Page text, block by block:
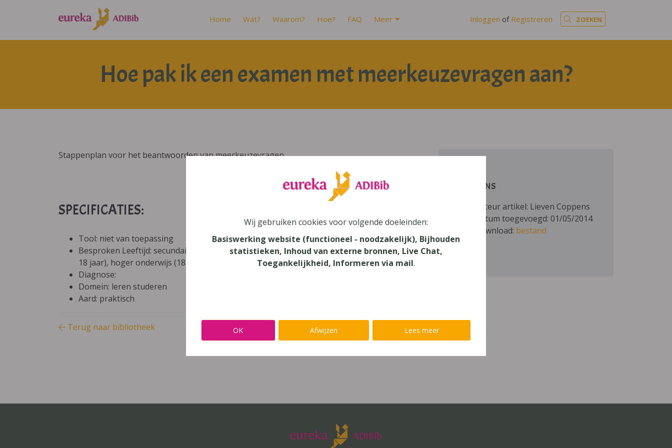
Home Wat? Waarom? Hoe? FAQ Meer Inloggen of Registreren ZOEKEN
Hoe pak ik een examen met meerkeuzevragen aan?
Stappenplan voor het beantwoorden van meerkeuzevragen.
SPECIFICATIES:
Tool: niet van toepassing
Besproken Leeftijd: secundair onderwijs (12-14 jaar), secundair onderwijs (14-
18 jaar), hoger onderwijs (18-24 jaar)
Diagnose:
Domein: leren studeren
Aard: praktisch
Terug naar bibliotheek
GEGEVENS
Auteur artikel: Lieven Coppens
Datum toegevoegd: 01/05/2014
Download: bestand
Wij gebruiken cookies voor volgende doeleinden:
Basiswerking website (functioneel - noodzakelijk), Bijhouden
statistieken, Inhoud van externe bronnen, Live Chat,
Toegankelijkheid, Informeren via mail.
OK Afwijzen Lees meer